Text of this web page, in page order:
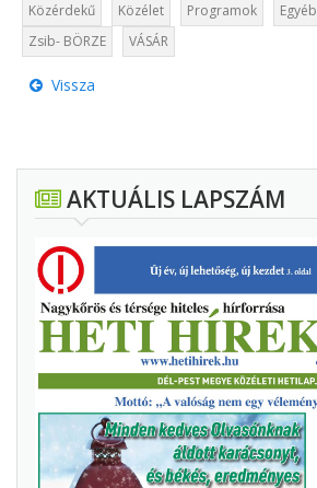
Közérdekű Közélet Programok Egyéb
Zsib- BÖRZE
VÁSÁR
Vissza
AKTUÁLIS LAPSZÁM